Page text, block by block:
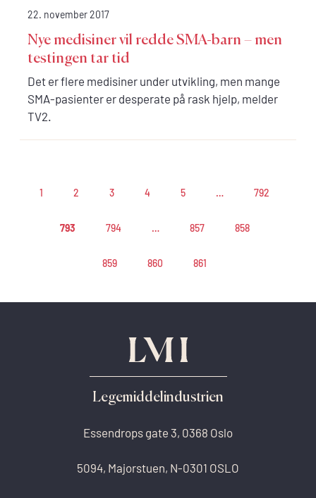
22. november 2017
Nye medisiner vil redde SMA-barn – men
testingen tar tid
Det er flere medisiner under utvikling, men mange
SMA-pasienter er desperate på rask hjelp, melder
TV2.
1 2 3 4 5 … 792
793 794 … 857 858
859 860 861
Legemiddelindustrien
Essendrops gate 3, 0368 Oslo
5094, Majorstuen, N-0301 OSLO